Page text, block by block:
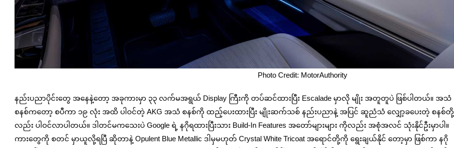
Photo Credit: MotorAuthority
နည်းပညာပိုင်းတွေ ‌အနေနဲ့တော့ အခုကားမှာ ၃၃ လက်မအရွယ် Display ကြီးကို တပ်ဆင်ထားပြီး Escalade မှာလို မျိုး အတူတူပဲ ဖြစ်ပါတယ်။ အသံ
စနစ်ကတော့ စပီကာ ၁၉ လုံး အထိ ပါဝင်တဲ့ AKG အသံ စနစ်ကို ထည့်ပေးထားပြီး မျိုးဆက်သစ် နည်းပညာနဲ့ အပြင် ဆူညံသံ လျှော့ခ‌ပေးတဲ့ စနစ်တို့
လည်း ပါဝင်လာပါတယ်။ ဒါတင်မ‌ကသေးပဲ Google ရဲ့ နဂိုရထားပြီးသား Build-In Features အတော်များများ ကိုလည်း အစုံအလင် သုံးနိုင်ဦးမှာပါ။
ကားတွေကို စတင် မှာယူလို့ရပြီ ဆိုတာနဲ့ Opulent Blue Metallic ဒါမှမဟုတ် Crystal White Tricoat အရောင်တို့ကို ရွေးချယ်နိုင် တော့မှာ ဖြစ်ကာ နဂို